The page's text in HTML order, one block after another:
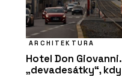
ARCHITEKTURA
Hotel Don
„devadesátky“,